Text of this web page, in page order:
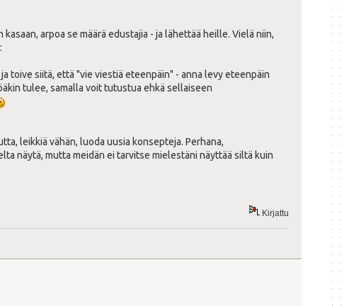
arpoa se määrä edustajia - ja lähettää heille. Vielä niin,
toive siitä, että "vie viestiä eteenpäin" - anna levy eteenpäin
tulee, samalla voit tutustua ehkä sellaiseen
leikkiä vähän, luoda uusia konsepteja. Perhana,
näytä, mutta meidän ei tarvitse mielestäni näyttää siltä kuin
Kirjattu